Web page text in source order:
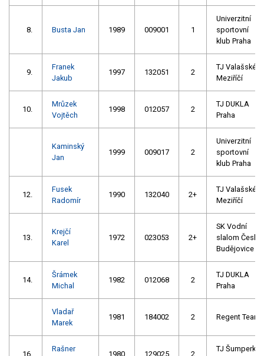
8. Busta Jan 1989 009001 1
Univerzitní
sportovní
klub Praha
9.
Franek
Jakub
1997 132051 2
TJ Valašské
Meziříčí
10.
Mrůzek
Vojtěch
1998 012057 2
TJ DUKLA
Praha
Kaminský
Jan
1999 009017 2
Univerzitní
sportovní
klub Praha
12.
Fusek
Radomír
1990 132040 2+
TJ Valašské
Meziříčí
13.
Krejčí
Karel
1972 023053 2+
SK Vodní
slalom České
Budějovice
14.
Šrámek
Michal
1982 012068 2
TJ DUKLA
Praha
Vladař
Marek
1981 184002 2 Regent Team
16.
Rašner
1980 129025 2
TJ Šumperk